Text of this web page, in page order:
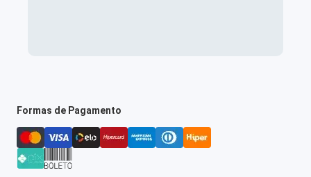
Formas de Pagamento